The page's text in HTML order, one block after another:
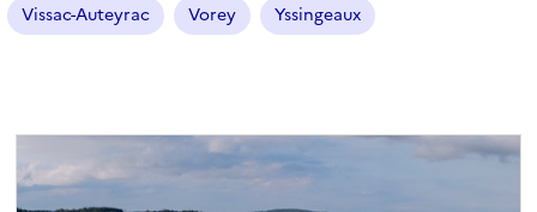
Vissac-Auteyrac Vorey Yssingeaux